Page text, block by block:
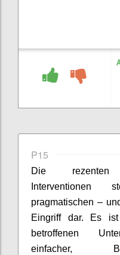
P15
Die rezenten
pragmatischen –
Eingriff dar. Es ist
betroffenen
einfacher,